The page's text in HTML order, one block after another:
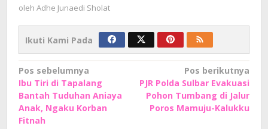
oleh Adhe Junaedi Sholat
Ikuti Kami Pada
Navigasi
pos
Pos sebelumnya
Ibu Tiri di Tapalang
Bantah Tuduhan Aniaya
Anak, Ngaku Korban
Fitnah
Pos berikutnya
PJR Polda Sulbar Evakuasi
Pohon Tumbang di Jalur
Poros Mamuju-Kalukku